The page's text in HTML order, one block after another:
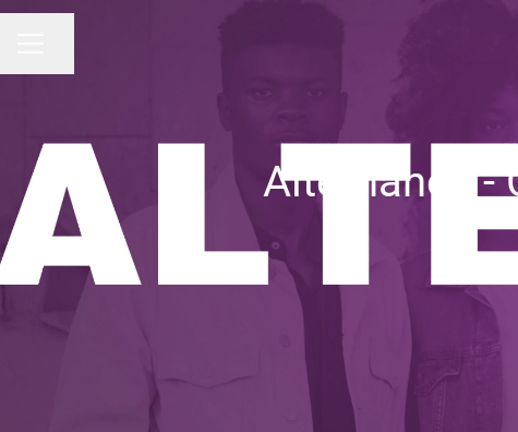
Alternance -